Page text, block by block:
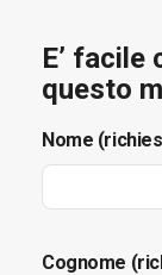
E’
questo
Nome
Cognome